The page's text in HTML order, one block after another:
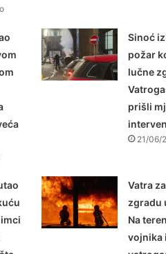
Sinoć
požar
lučne
prišli
21/06/
Vatra
zgradu
Na
vojnika i